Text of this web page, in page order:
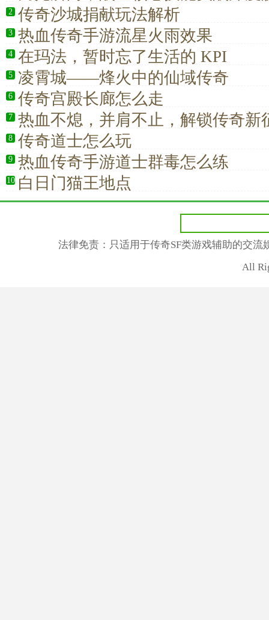
2 传奇沙城捐献玩法解析
3 热血传奇手游流星火雨效果
4 在玛法，暂时忘了生活的 KPI
5 凌霄城——烽火中的仙域传奇
6 传奇宫殿长廊怎么走
7 热血不熄，并肩不止，解锁传奇新
8 传奇道士怎么玩
9 热血传奇手游道士群毒怎么练
10 白日门猫王地点
法律免责：只适用于传奇SF类游戏辅助的交
All